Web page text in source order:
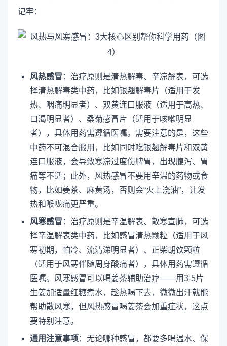
记牢：
风热感冒 ：治疗原则是清热解毒、辛凉解表，可选
择清热解毒类中药，比如银翘解毒片（适用于发
热、咽痛明显者）、双黄连口服液（适用于高热、
口渴明显者）、桑菊感冒片（适用于咳嗽明显
者），具体用药需遵循医嘱。需要注意的是，这些
中药不可混合服用，比如同时吃银翘解毒片和双黄
连口服液，会导致寒凉过度伤脾胃，出现腹泻、胃
痛等不适；此外，风热感冒不要用辛温的药物或食
物，比如姜茶、麻黄汤，否则会“火上浇油”，让发
热和喉咙痛更严重。
风寒感冒 ：治疗原则是辛温解表、散寒宣肺，可选
择辛温解表类中药，比如感冒清热颗粒（适用于风
寒初期，怕冷、流清涕明显者）、正柴胡饮颗粒
（适用于风寒伴随周身酸痛者），具体用药需遵循
医嘱。风寒感冒可以喝姜茶辅助治疗——用3-5片
生姜加适量红糖煮水，趁热喝下去，微微出汗就能
帮助散风寒，但风热感冒喝姜茶会加重症状，这点
要特别注意。
通用注意事项 ：无论哪种感冒，都要多喝温水、保